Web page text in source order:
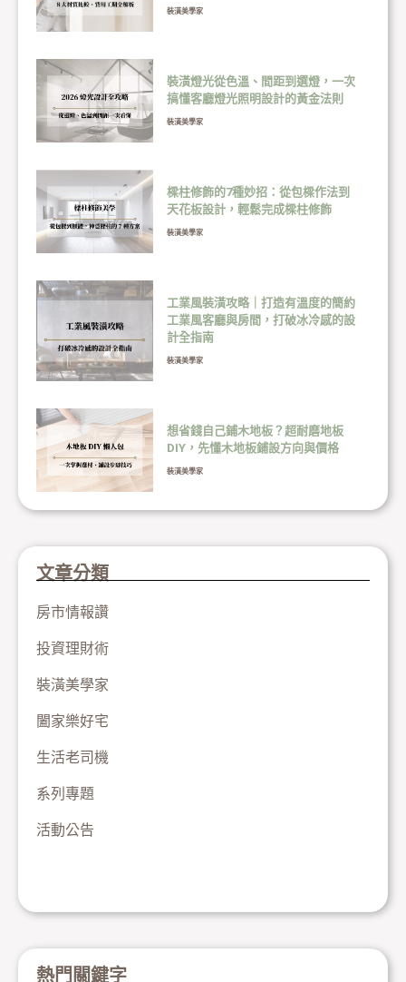
裝潢美學家
裝潢燈光從色溫、間距到選燈，一次
搞懂客廳燈光照明設計的黃金法則
裝潢美學家
樑柱修飾的7種妙招：從包樑作法到
天花板設計，輕鬆完成樑柱修飾
裝潢美學家
工業風裝潢攻略｜打造有溫度的簡約
工業風客廳與房間，打破冰冷感的設
計全指南
裝潢美學家
想省錢自己鋪木地板？超耐磨地板
DIY，先懂木地板鋪設方向與價格
裝潢美學家
文章分類
房市情報讚
投資理財術
裝潢美學家
闔家樂好宅
生活老司機
系列專題
活動公告
熱門關鍵字